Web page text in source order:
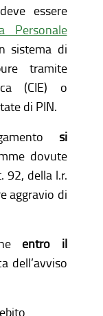
essere
Personale
sistema di
tramite
(CIE) o
di PIN.
si
dovute
92, della l.r.
aggravio di
entro il
dell’avviso